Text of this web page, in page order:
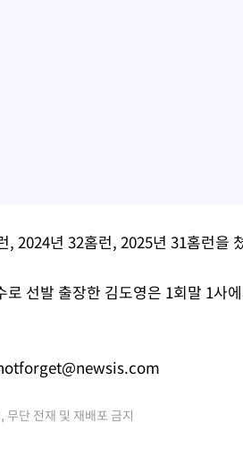
, 2024년 32홈런, 2025년 31홈런을
로 선발 출장한 김도영은 1회말 1사
단 전재 및 재배포 금지